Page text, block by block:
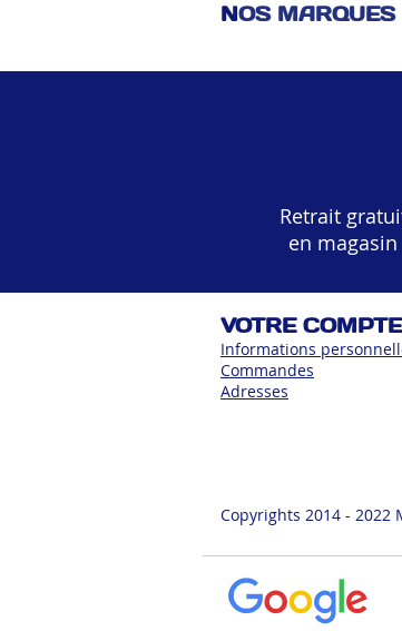
NOS MARQUES
Retrait
en magasin
VOTRE COMPTE
Informations
Commandes
Adresses
Copyrights 2014 - 2022